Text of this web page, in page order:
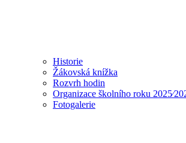
Historie
Žákovská knížka
Rozvrh hodin
Organizace školního roku
Fotogalerie